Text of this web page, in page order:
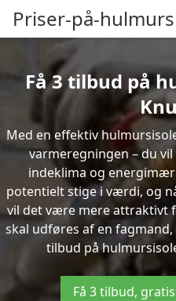
Priser-på-
Få 3 tilbud på
Med en effektiv
varmeregningen – du
indeklima og
potentielt stige i værdi, og
vil det være mere attraktivt
skal udføres af en
tilbud på
Få 3 tilbud,